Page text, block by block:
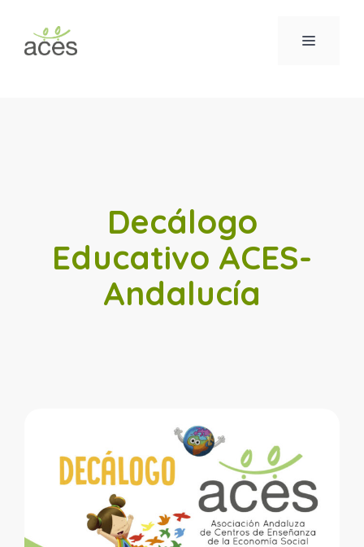
contenido
MENÚ
Decálogo
Educativo ACES-
Andalucía